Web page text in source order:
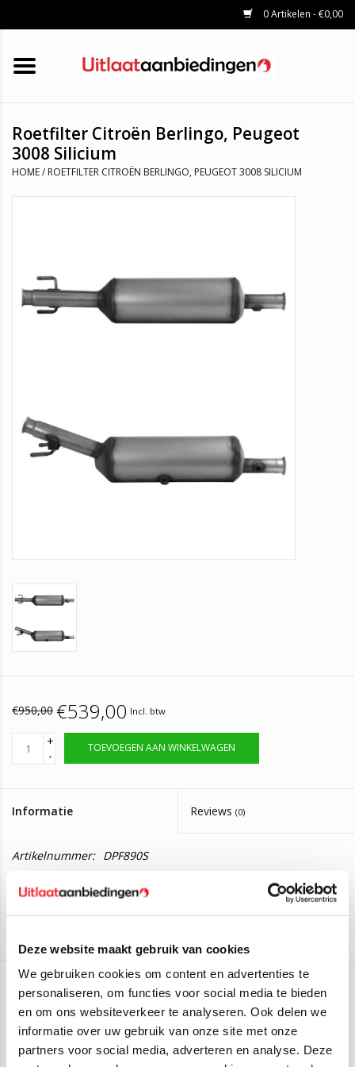
Deze website maakt gebruik van cookies
We gebruiken cookies om content en advertenties te
personaliseren, om functies voor social media te bieden
en om ons websiteverkeer te analyseren. Ook delen we
informatie over uw gebruik van onze site met onze
partners voor social media, adverteren en analyse. Deze
0 Artikelen - €0,00
HOME
KATALYSATOREN
UNIVERSELE UITLAATDELEN
MERKEN
Roetfilter Citroën Berlingo, Peugeot
3008 Silicium
HOME/ ROETFILTER CITROËN BERLINGO, PEUGEOT 3008 SILICIUM
€950,00 €539,00 Incl. btw
+
-
TOEVOEGEN AAN WINKELWAGEN
Informatie Reviews (0)
Artikelnummer: DPF890S
Levertijd:
verzonden
Silicium uitvoering
Deze roetfilter is geschikt voor de volgende auto's:
Citroën Berlingo 1.699pk/73kW - 2015 - 12/2019
Citroën Berlingo 1.6 Bestelwagen
12/2019
Aan verlanglijst toevoegen/Toevoegen om te vergelijken /Afdrukken